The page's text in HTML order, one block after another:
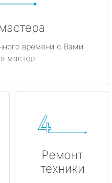
времени с Вами
мастер.
Ремонт
техники